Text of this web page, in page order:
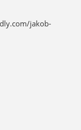
jakob-